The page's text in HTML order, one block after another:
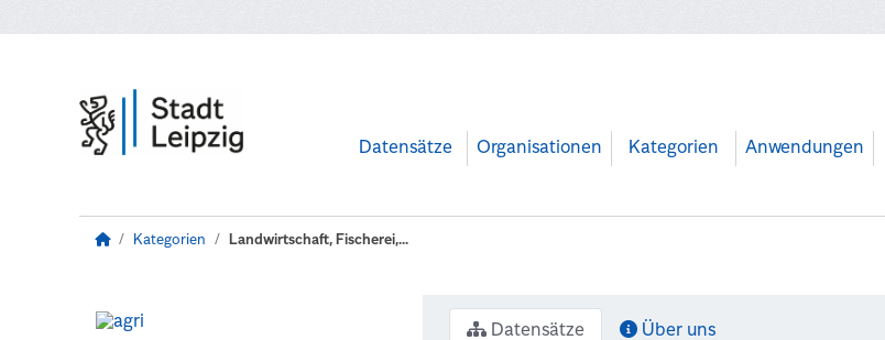
Datensätze Organisationen Kategorien Anwendungen
Kategorien Landwirtschaft, Fischerei,...
Datensätze Über uns